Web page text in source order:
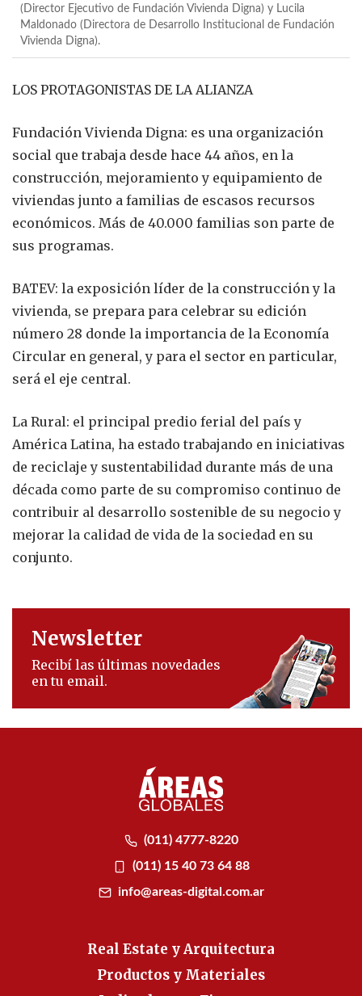
(Director Ejecutivo de Fundación Vivienda Digna) y Lucila
Maldonado (Directora de Desarrollo Institucional de Fundación
Vivienda Digna).
LOS PROTAGONISTAS DE LA ALIANZA
Fundación Vivienda Digna: es una organización
social que trabaja desde hace 44 años, en la
construcción, mejoramiento y equipamiento de
viviendas junto a familias de escasos recursos
económicos. Más de 40.000 familias son parte de
sus programas.
BATEV: la exposición líder de la construcción y la
vivienda, se prepara para celebrar su edición
número 28 donde la importancia de la Economía
Circular en general, y para el sector en particular,
será el eje central.
La Rural: el principal predio ferial del país y
América Latina, ha estado trabajando en iniciativas
de reciclaje y sustentabilidad durante más de una
década como parte de su compromiso continuo de
contribuir al desarrollo sostenible de su negocio y
mejorar la calidad de vida de la sociedad en su
conjunto.
Newsletter
Recibí las últimas novedades
en tu email.
(011) 4777-8220
(011) 15 40 73 64 88
info@areas-digital.com.ar
Real Estate y Arquitectura
Productos y Materiales